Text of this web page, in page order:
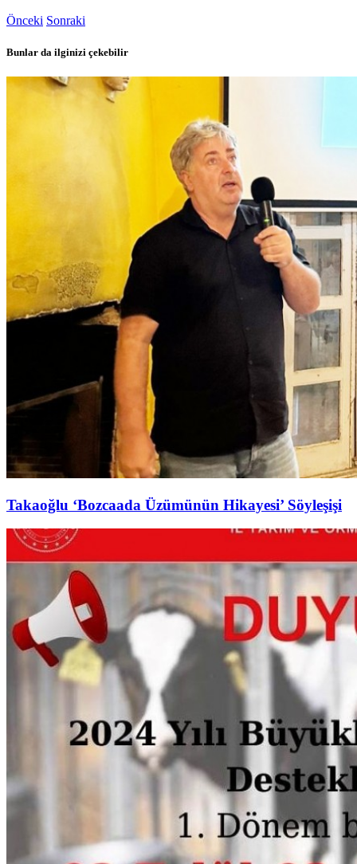
Önceki Sonraki
Bunlar da ilginizi çekebilir
Takaoğlu ‘Bozcaada Üzümünün Hikayesi’ Söyleşişi